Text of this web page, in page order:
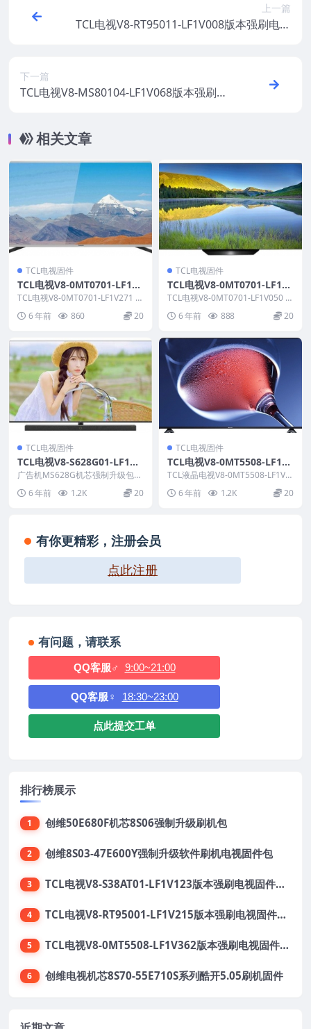
上一篇
TCL电视V8-RT95011-LF1V008版本强刷电视
下一篇
TCL电视V8-MS80104-LF1V068版本强刷电
相关文章
TCL电视固件
TCL电视V8-0MT0701-LF1V2
71版本强刷电视固件包下载
TCL电视V8-0MT0701-LF1V271 R
OM说明： 适用机芯：MT07...
6 年前 860 20
TCL电视固件
TCL电视V8-0MT0701-LF1V0
50版本强刷电视固件包下载
TCL电视V8-0MT0701-LF1V050 R
OM说明： 适用机芯：MT07...
6 年前 888 20
TCL电视固件
TCL电视V8-S628G01-LF1V0
14版本强刷电视固件包下载
广告机MS628G机芯强制升级包说
明： 文件类型：bin 适用机芯：M
S628G...
6 年前 1.2K 20
TCL电视固件
TCL电视V8-0MT5508-LF1V9
96版本刷机固件升级包
TCL液晶电视V8-0MT5508-LF1V9
96版本 ROM固件说明： 1.适...
6 年前 1.2K 20
有你更精彩，注册会员
点此注册
有问题，请联系
QQ客服♂ 9:00~21:00
QQ客服♀ 18:30~23:00
点此提交工单
排行榜展示
1 创维50E680F机芯8S06强制升级刷机包
2 创维8S03-47E600Y强制升级软件刷机电视固件包
3 TCL电视V8-S38AT01-LF1V123版本强刷电视固件包下载
4 TCL电视V8-RT95001-LF1V215版本强刷电视固件包下载
5 TCL电视V8-0MT5508-LF1V362版本强刷电视固件包下载
6 创维电视机芯8S70-55E710S系列酷开5.05刷机固件